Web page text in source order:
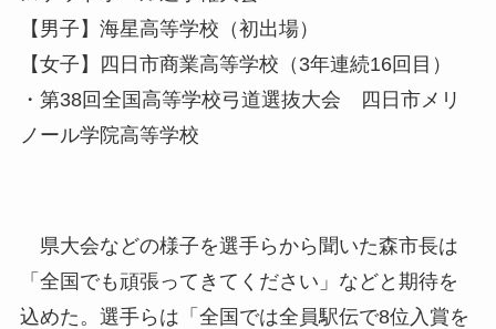
【男子】海星高等学校（初出場）
【女子】四日市商業高等学校（3年連続16回目）
・第38回全国高等学校弓道選抜大会 四日市メリ
ノール学院高等学校
県大会などの様子を選手らから聞いた森市長は
「全国でも頑張ってきてください」などと期待を
込めた。選手らは「全国では全員駅伝で8位入賞を